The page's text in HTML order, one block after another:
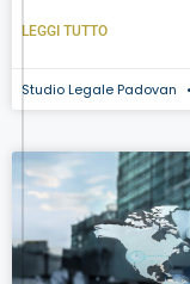
LEGGI TUTTO
Studio Legale Padovan